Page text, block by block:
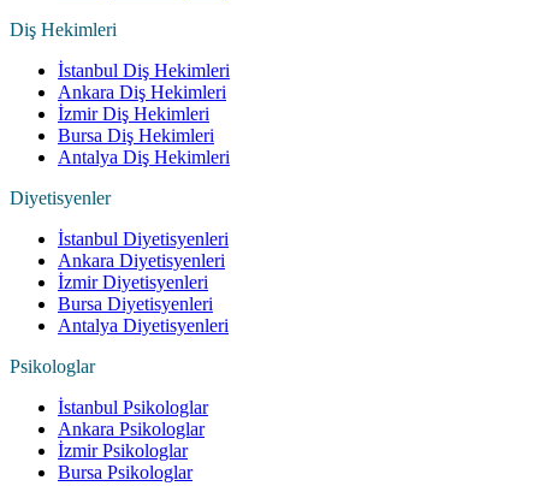
Diş Hekimleri
İstanbul Diş Hekimleri
Ankara Diş Hekimleri
İzmir Diş Hekimleri
Bursa Diş Hekimleri
Antalya Diş Hekimleri
Diyetisyenler
İstanbul Diyetisyenleri
Ankara Diyetisyenleri
İzmir Diyetisyenleri
Bursa Diyetisyenleri
Antalya Diyetisyenleri
Psikologlar
İstanbul Psikologlar
Ankara Psikologlar
İzmir Psikologlar
Bursa Psikologlar